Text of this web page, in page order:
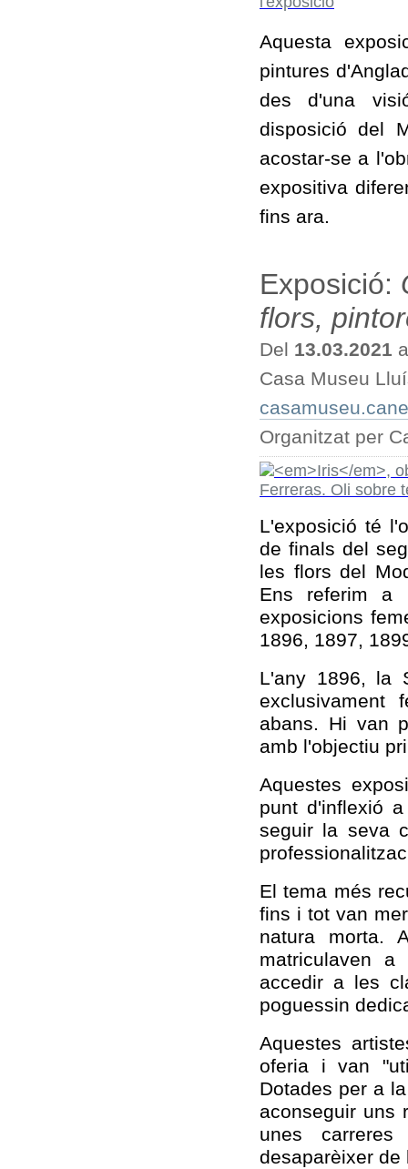
Aquesta
pintures
des d'una
disposició del
acostar-se a
expositiva
fins ara.
Exposició:
flors,
Del 13.03.2021
Casa Museu
Organitzat per
L'exposició té
de finals del
les flors del
Ens referim a
exposicions
1896, 1897,
L'any 1896, la
exclusivament
abans. Hi van
amb l'objectiu
Aquestes
punt d'inflexió
seguir la seva
El tema més
fins i tot van
natura morta.
matriculaven
accedir a les
poguessin
Aquestes
oferia i van
Dotades per a
aconseguir uns
unes
desaparèixer